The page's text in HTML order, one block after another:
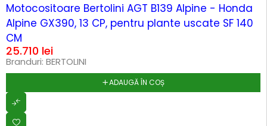
Motocositoare Bertolini AGT B139 Alpine - Honda
Alpine GX390, 13 CP, pentru plante uscate SF 140
CM
25.710 lei
Branduri: BERTOLINI
ADAUGĂ ÎN COȘ